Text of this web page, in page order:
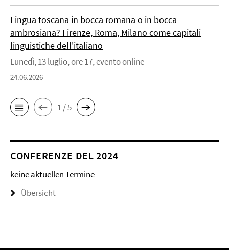
Lingua toscana in bocca romana o in bocca
ambrosiana? Firenze, Roma, Milano come capitali
linguistiche dell'italiano
Lunedì, 13 luglio, ore 17, evento online
24.06.2026
1 / 5
CONFERENZE DEL 2024
keine aktuellen Termine
Übersicht